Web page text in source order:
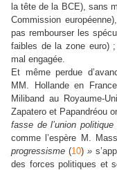
la tête de la BCE), sans
Commission
pas rembourser les
faibles de la zone euro)
mal engagée.
Et même perdue
MM. Hollande en
Miliband au Royaume-
Zapatero et Papandréou
fasse de l’union
comme l’espère M.
progressisme (10)»
des forces politiques et